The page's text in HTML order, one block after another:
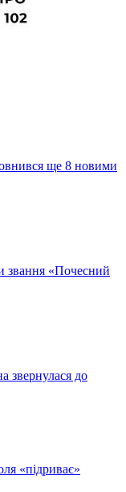
ще 8 новими
звання «Почесний
звернулася до
«підриває»